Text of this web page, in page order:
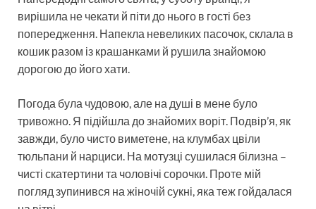
вирішила не чекати й піти до нього в гості без
попередження. Напекла невеликих пасочок, склала в
кошик разом із крашанками й рушила знайомою
дорогою до його хати.
Погода була чудовою, але на душі в мене було
тривожно. Я підійшла до знайомих воріт. Подвір’я, як
завжди, було чисто виметене, на клумбах цвіли
тюльпани й нарциси. На мотузці сушилася білизна –
чисті скатертини та чоловічі сорочки. Проте мій
погляд зупинився на жіночій сукні, яка теж гойдалася